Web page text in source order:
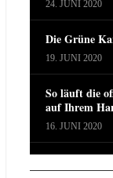
24. JUNI 2020
Die Grüne
19. JUNI 2020
So läuft die
auf Ihrem
16. JUNI 2020